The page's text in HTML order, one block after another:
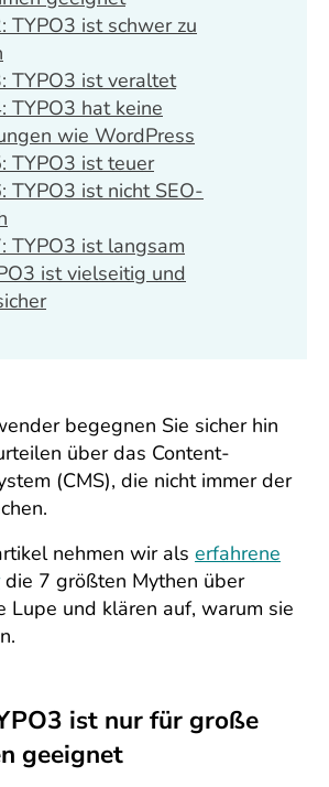
TYPO3 ist schwer zu
TYPO3 ist veraltet
TYPO3 hat keine
wie WordPress
TYPO3 ist teuer
TYPO3 ist nicht SEO-
TYPO3 ist langsam
ist vielseitig und
begegnen Sie sicher hin
über das Content-
(CMS), die nicht immer der
nehmen wir als erfahrene
die 7 größten Mythen über
Lupe und klären auf, warum sie
ist nur für große
geeignet